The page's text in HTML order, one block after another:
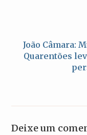
João Câmara:
Quarentões
Deixe um